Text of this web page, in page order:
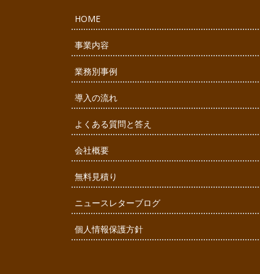
HOME
事業内容
業務別事例
導入の流れ
よくある質問と答え
会社概要
無料見積り
ニュースレターブログ
個人情報保護方針